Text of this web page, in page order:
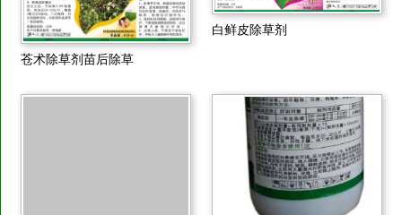
苍术除草剂苗后除草
白鲜皮除草剂